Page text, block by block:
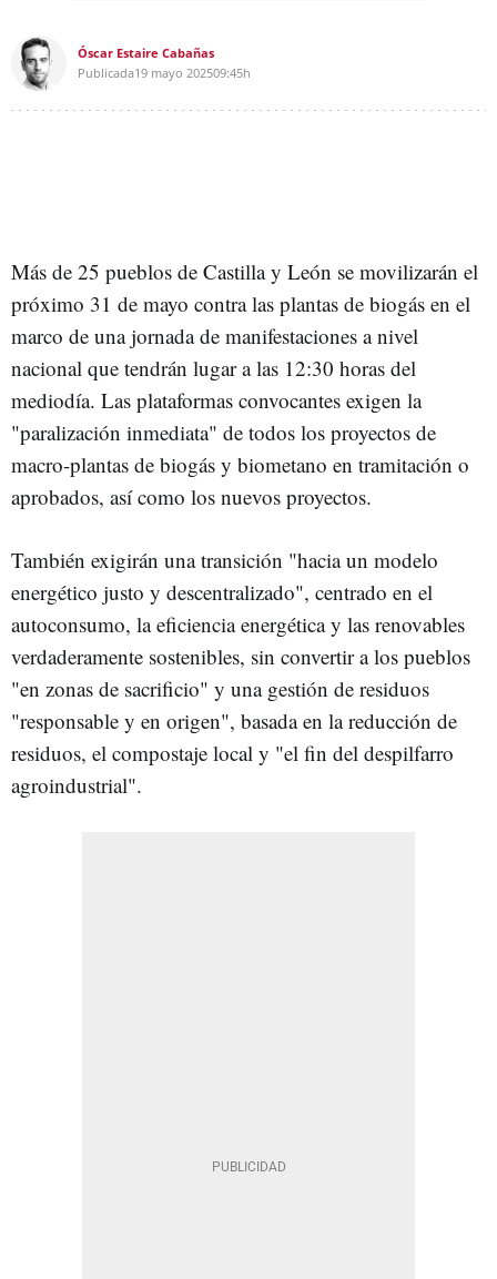
Óscar Estaire Cabañas
Publicada19 mayo 202509:45h
Más de 25 pueblos de Castilla y León se movilizarán el
próximo 31 de mayo contra las plantas de biogás en el
marco de una jornada de manifestaciones a nivel
nacional que tendrán lugar a las 12:30 horas del
mediodía. Las plataformas convocantes exigen la
"paralización inmediata" de todos los proyectos de
macro-plantas de biogás y biometano en tramitación o
aprobados, así como los nuevos proyectos.
También exigirán una transición "hacia un modelo
energético justo y descentralizado", centrado en el
autoconsumo, la eficiencia energética y las renovables
verdaderamente sostenibles, sin convertir a los pueblos
"en zonas de sacrificio" y una gestión de residuos
"responsable y en origen", basada en la reducción de
residuos, el compostaje local y "el fin del despilfarro
agroindustrial".